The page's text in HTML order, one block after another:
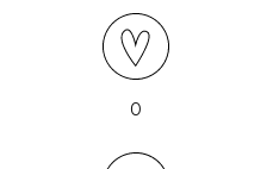
0